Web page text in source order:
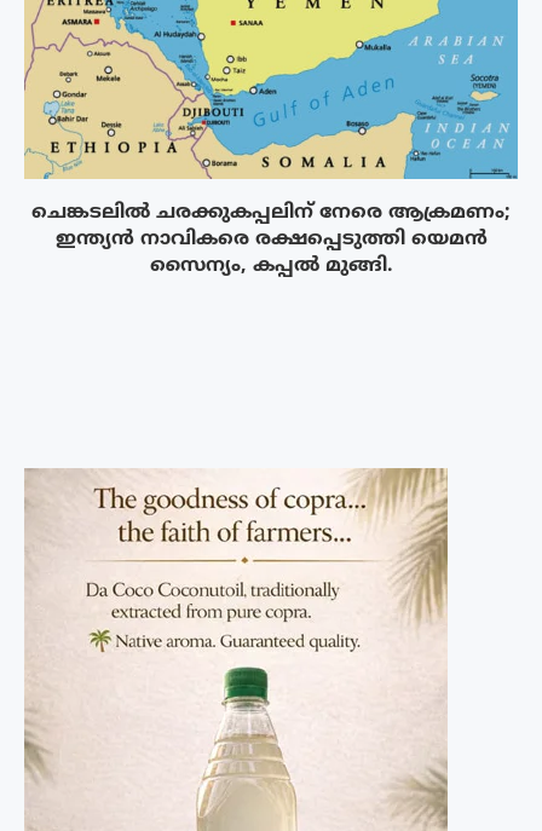
ചെങ്കടലിൽ ചരക്കുകപ്പലിന് നേരെ ആക്രമണം;
ഇന്ത്യൻ നാവികരെ രക്ഷപ്പെടുത്തി യെമൻ
സൈന്യം, കപ്പൽ മുങ്ങി.